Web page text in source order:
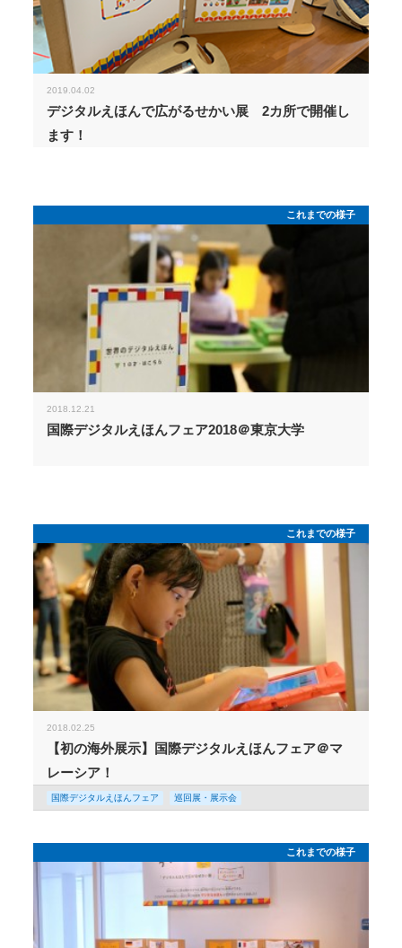
2019.04.02
デジタルえほんで広がるせかい展 2カ所で開催し
ます！
これまでの様子
2018.12.21
国際デジタルえほんフェア2018＠東京大学
これまでの様子
2018.02.25
【初の海外展示】国際デジタルえほんフェア＠マ
レーシア！
国際デジタルえほんフェア 巡回展・展示会
これまでの様子